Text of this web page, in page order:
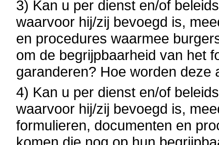
3) Kan u per dienst en/of
waarvoor hij/zij bevoegd is,
en procedures waarmee
om de begrijpbaarheid van het
garanderen? Hoe worden deze
4) Kan u per dienst en/of
waarvoor hij/zij bevoegd is,
formulieren, documenten en